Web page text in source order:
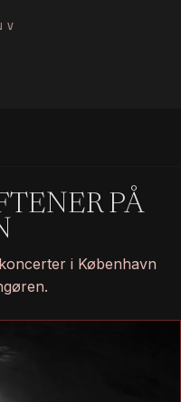
V
PÅ
i København